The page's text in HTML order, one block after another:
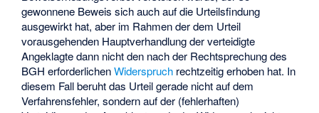
gewonnene Beweis sich auch auf die Urteilsfindung
ausgewirkt hat, aber im Rahmen der dem Urteil
vorausgehenden Hauptverhandlung der verteidigte
Angeklagte dann nicht den nach der Rechtsprechung des
BGH erforderlichenWiderspruch rechtzeitig erhoben hat. In
diesem Fall beruht das Urteil gerade nicht auf dem
Verfahrensfehler, sondern auf der (fehlerhaften)